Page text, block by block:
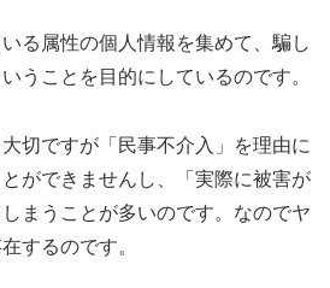
る属性の個人情報を集めて、騙し
うことを目的にしているのです。
切ですが「民事不介入」を理由に
ができませんし、「実際に被害が
まうことが多いのです。なのでヤ
するのです。